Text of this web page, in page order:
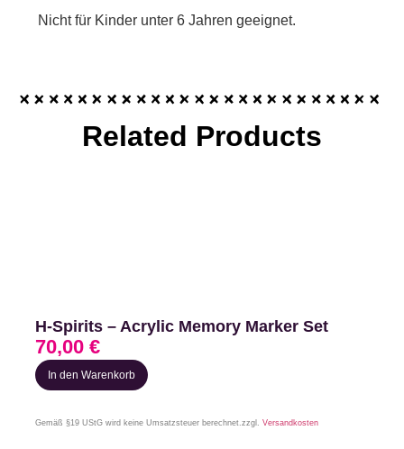
Nicht für Kinder unter 6 Jahren geeignet.
Related Products
H-Spirits – Acrylic Memory Marker Set
In den Warenkorb
70,00 €
Gemäß §19 UStG wird keine Umsatzsteuer berechnet.zzgl. Versandkosten